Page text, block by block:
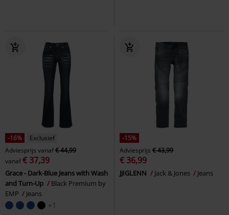
-16%
Exclusief
Adviesprijs vanaf€ 44,99
vanaf€ 37,39
Grace - Dark-Blue Jeans with Wash
and Turn-Up
Black Premium by
EMP
Jeans
+1
-15%
Adviesprijs € 43,99
€ 36,99
JJIGLENN Jack & Jones Jeans